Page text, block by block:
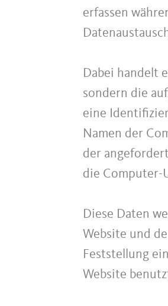
erfassen
Dabei handelt
sondern die
eine
Namen der
der
die Computer-
Diese Daten
Website und
Feststellung
Website